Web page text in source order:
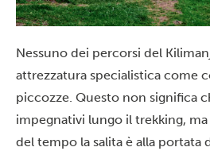
Nessuno dei percorsi del
attrezzatura specialistica come
piccozze. Questo non significa
impegnativi lungo il trekking,
del tempo la salita è alla portata